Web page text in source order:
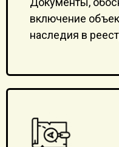
включение
наследия в